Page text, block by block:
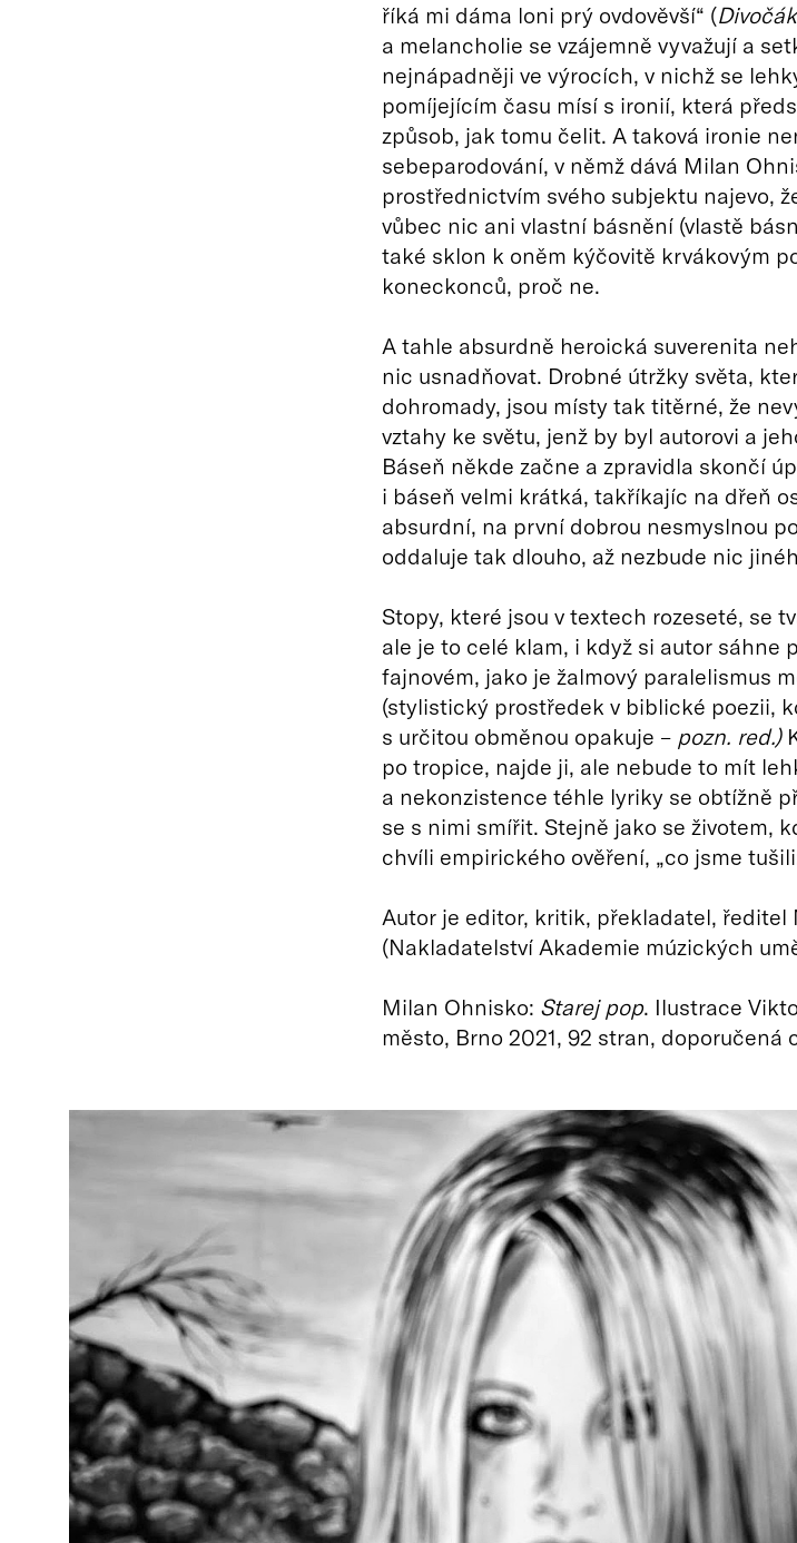
říká mi dáma loni prý ovdověvší“ (Divočák
a melancholie se vzájemně vyvažují a
nejnápadněji ve výrocích, v nichž se
pomíjejícím času mísí s ironií, která
způsob, jak tomu čelit. A taková ironie
sebeparodování, v němž dává Milan
prostřednictvím svého subjektu najevo,
vůbec nic ani vlastní básnění (vlastě
také sklon k oněm kýčovitě krvákovým
koneckonců, proč ne.
A tahle absurdně heroická suverenita
nic usnadňovat. Drobné útržky světa,
dohromady, jsou místy tak titěrné, že
vztahy ke světu, jenž by byl autorovi a
Báseň někde začne a zpravidla skončí
i báseň velmi krátká, takříkajíc na dřeň
absurdní, na první dobrou nesmyslnou
oddaluje tak dlouho, až nezbude nic
Stopy, které jsou v textech rozeseté, se
ale je to celé klam, i když si autor sáhne
fajnovém, jako je žalmový paralelismus
(stylistický prostředek v biblické poezii,
s určitou obměnou opakuje – pozn. red.)
po tropice, najde ji, ale nebude to mít
a nekonzistence téhle lyriky se obtížně
se s nimi smířit. Stejně jako se životem,
chvíli empirického ověření, „co jsme
Autor je editor, kritik, překladatel, ředitel
(Nakladatelství Akademie múzických
Milan Ohnisko: Starej pop. Ilustrace
město, Brno 2021, 92 stran, doporučená